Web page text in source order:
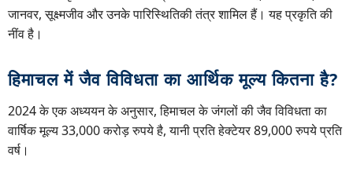
जानवर, सूक्ष्मजीव और उनके पारिस्थितिकी तंत्र शामिल हैं। यह प्रकृति की
नींव है।
हिमाचल में जैव विविधता का आर्थिक मूल्य कितना है?
2024 के एक अध्ययन के अनुसार, हिमाचल के जंगलों की जैव विविधता का
वार्षिक मूल्य 33,000 करोड़ रुपये है, यानी प्रति हेक्टेयर 89,000 रुपये प्रति
वर्ष।